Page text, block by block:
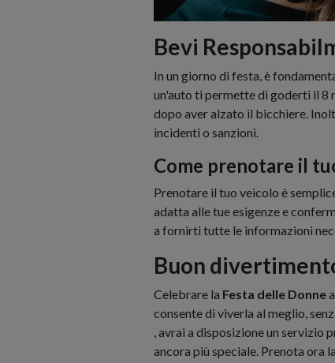
Bevi
In un giorno di festa, è
un'auto ti permette di goderti il 8
dopo aver alzato il bicchiere.
incidenti o sanzioni.
Come prenotare il
Prenotare il tuo veicolo è
adatta alle tue esigenze e
a fornirti tutte le informazioni
Buon
Celebrare la Festa delle Donne
consente di viverla al meglio,
, avrai a disposizione un
ancora più speciale. Prenota ora